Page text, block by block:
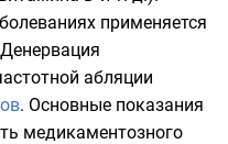
применяется
абляции
. Основные показания
медикаментозного